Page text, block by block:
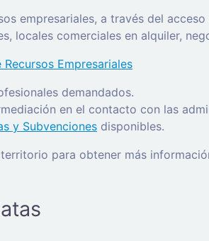
empresariales, a través del
locales comerciales en alquiler,
Empresariales
demandados.
en el contacto con las
y Subvenciones disponibles.
para obtener más